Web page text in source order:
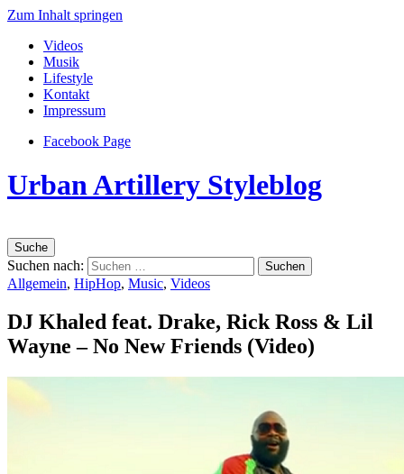
Zum Inhalt springen
Videos
Musik
Lifestyle
Kontakt
Impressum
Facebook Page
Urban Artillery Styleblog
Suche
Suchen nach:
Allgemein, HipHop, Music, Videos
DJ Khaled feat. Drake, Rick Ross & Lil
Wayne – No New Friends (Video)